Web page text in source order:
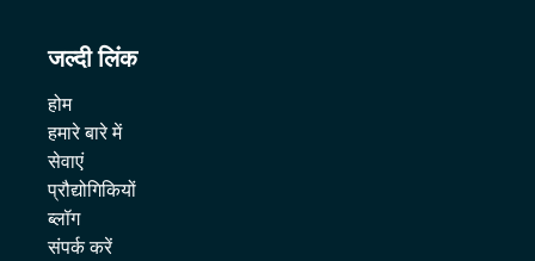
जल्दी लिंक
होम
हमारे बारे में
सेवाएं
प्रौद्योगिकियों
ब्लॉग
संपर्क करें